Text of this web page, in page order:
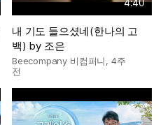
4:40
내 기도 들으셨네(한나의 고
백) by 조은
Beecompany 비컴퍼니, 4주
전